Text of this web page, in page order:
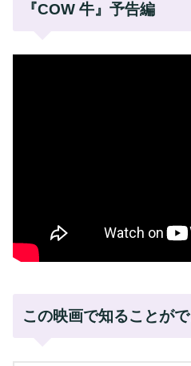
『COW 牛』予告編
この映画で知ることが